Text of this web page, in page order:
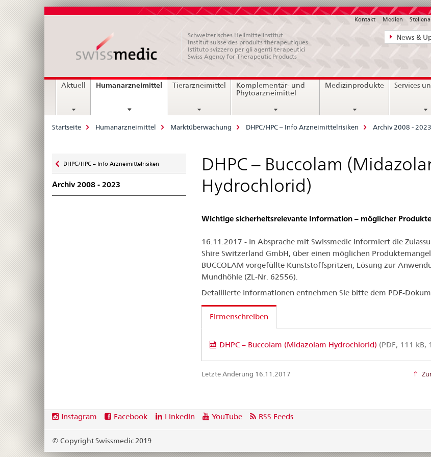
News,
Kontakt
News &
Kontakt Medien
Schweizerisches Heilmittelinstitut
Institut suisse des produits thérapeutiques
Istituto svizzero per gli agenti terapeutici
Swiss Agency for Therapeutic Products
Hauptnavigation
Aktuell Humanarzneimittel current
Tierarzneimittel
Komplementär- und
Phytoarzneimittel
Medizinprodukte Services
Breadcrumb
Startseite Humanarzneimittel Marktüberwachung DHPC/HPC – Info Arzneimittelrisiken Archiv 2008 - 2023
zu
DHPC/HPC – Info Arzneimittelrisiken
Archiv 2008 - 2023
DHPC – Buccolam
Hydrochlorid)
Wichtige sicherheitsrelevante Information – möglicher
16.11.2017 - In Absprache mit Swissmedic informiert die
Shire Switzerland GmbH, über einen möglichen
BUCCOLAM vorgefüllte Kunststoffspritzen, Lösung zur
Mundhöhle (ZL-Nr. 62556).
Detaillierte Informationen entnehmen Sie bitte dem PDF-
Firmenschreiben
DHPC – Buccolam (Midazolam Hydrochlorid) (PDF, 111 kB,
Letzte Änderung 16.11.2017
Footer
Social
links
Instagram Facebook Linkedin YouTube RSS Feeds
© Copyright Swissmedic 2019